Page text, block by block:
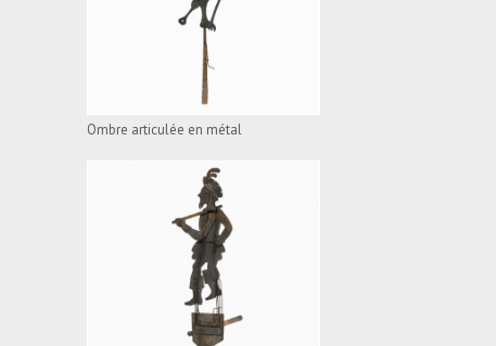
VOIR L'APPAREIL
Ombre articulée en métal
OMBRE ARTICULÉE EN
MÉTAL
VOIR L'APPAREIL